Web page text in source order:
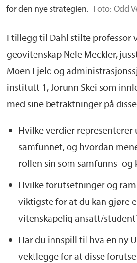
for den nye strategien. Foto: Odd
I tillegg til Dahl stilte professor
geovitenskap Nele Meckler,
Moen Fjeld og
institutt 1, Jorunn Skei som
med sine betraktningerpå
Hvilke verdier representerer
samfunnet, og hvordan
rollen sin som samfunns-
Hvilke forutsetninger og
viktigste for at du kan gjøre
vitenskapelig ansatt/
Har du innspill til hva en ny
vektlegge for at disse